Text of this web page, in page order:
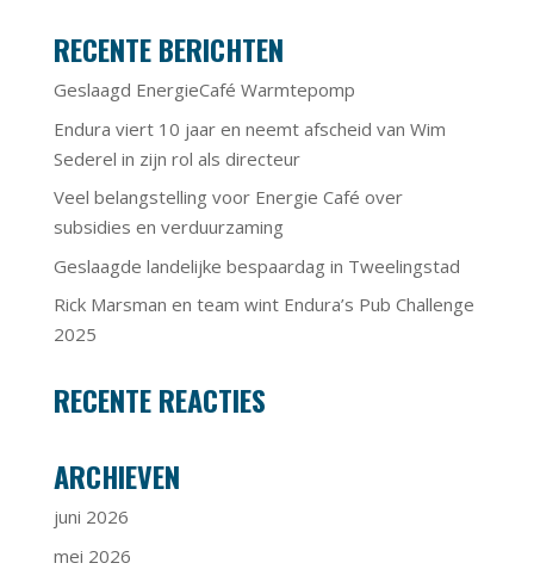
RECENTE BERICHTEN
Geslaagd EnergieCafé Warmtepomp
Endura viert 10 jaar en neemt afscheid van Wim
Sederel in zijn rol als directeur
Veel belangstelling voor Energie Café over
subsidies en verduurzaming
Geslaagde landelijke bespaardag in Tweelingstad
Rick Marsman en team wint Endura’s Pub Challenge
2025
RECENTE REACTIES
ARCHIEVEN
juni 2026
mei 2026